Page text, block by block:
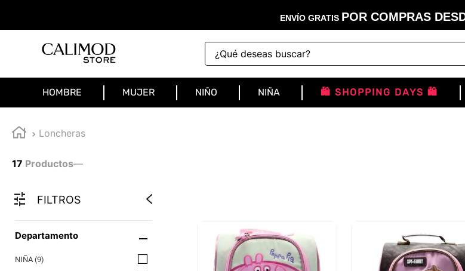
ENVÍO GRATIS POR COMPRAS
¿Qué deseas buscar?
HOMBRE MUJER NIÑO NIÑA 🛍️ SHOPPING DAYS 🛍️
Loncheras
17 Productos—
FILTROS
Departamento
NIÑA (9)